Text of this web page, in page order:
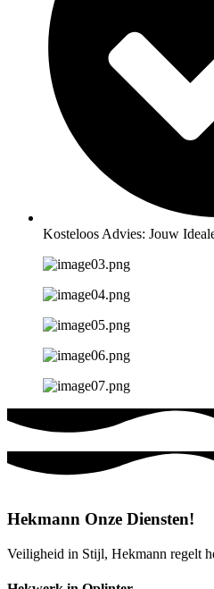
Kosteloos Advies: Jouw
Hekmann Onze Diensten!
Veiligheid in Stijl, Hekmann regelt